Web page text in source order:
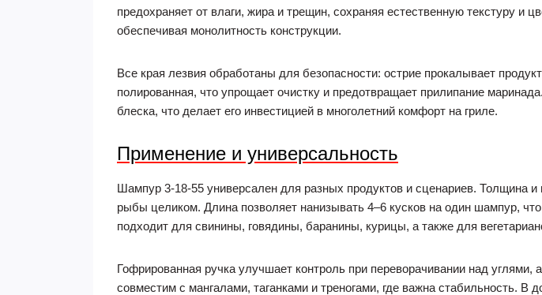
предохраняет от влаги, жира и трещин, сохраняя естественную текстуру
обеспечивая монолитность конструкции.
Все края лезвия обработаны для безопасности: острие прокалывает
полированная, что упрощает очистку и предотвращает прилипание
блеска, что делает его инвестицией в многолетний комфорт на гриле.
Применение и универсальность
Шампур 3-18-55 универсален для разных продуктов и сценариев. Толщина
рыбы целиком. Длина позволяет нанизывать 4–6 кусков на один шампур,
подходит для свинины, говядины, баранины, курицы, а также для
Гофрированная ручка улучшает контроль при переворачивании над
совместим с мангалами, таганками и треногами, где важна стабильность. В